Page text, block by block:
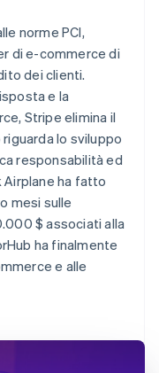
norme PCI,
di e-commerce di
dei clienti.
e la
Stripe elimina il
lo sviluppo
responsabilità ed
Airplane ha fatto
mesi sulle
$ associati alla
ha finalmente
e alle